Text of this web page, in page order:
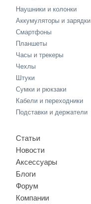
Наушники и колонки
Аккумуляторы и зарядки
Смартфоны
Планшеты
Часы и трекеры
Чехлы
Штуки
Сумки и рюкзаки
Кабели и переходники
Подставки и держатели
Статьи
Новости
Аксессуары
Блоги
Форум
Компании